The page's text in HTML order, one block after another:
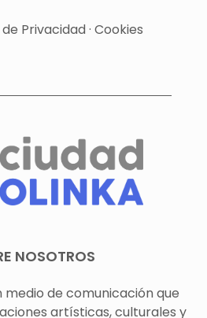
Privacidad· Cookies
NOSOTROS
medio de comunicación que
artísticas, culturales y